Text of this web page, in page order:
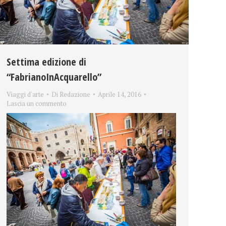
Settima edizione di
“FabrianoInAcquarello”
Viaggi d'arte Di Redazione
Aprile 14, 2016
Lascia un commento